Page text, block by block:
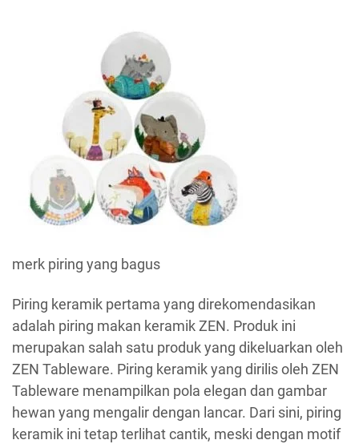
merk piring yang bagus
Piring keramik pertama yang direkomendasikan
adalah piring makan keramik ZEN. Produk ini
merupakan salah satu produk yang dikeluarkan oleh
ZEN Tableware. Piring keramik yang dirilis oleh ZEN
Tableware menampilkan pola elegan dan gambar
hewan yang mengalir dengan lancar. Dari sini, piring
keramik ini tetap terlihat cantik, meski dengan motif